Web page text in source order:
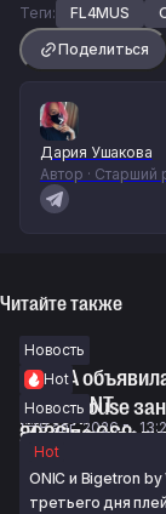
Теги: FL4MUS
Поделиться
Дария Ушакова
Автор · Старший
Читайте также
Новость
ASTRA
VALORANT
8 авг. 2026 г.,
Hot
Minsk House
2026 по CS2
8 авг. 2026 г.,
Новость
s1mple
2026 по CS2
8 авг. 2026 г.,
Новости
Hot
ONIC и Bigetron
третьего дня